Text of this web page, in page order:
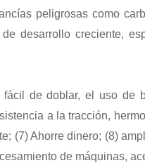
peligrosas como
desarrollo creciente,
de doblar, el uso de
a la tracción,
(7) Ahorre dinero; (8)
de máquinas,